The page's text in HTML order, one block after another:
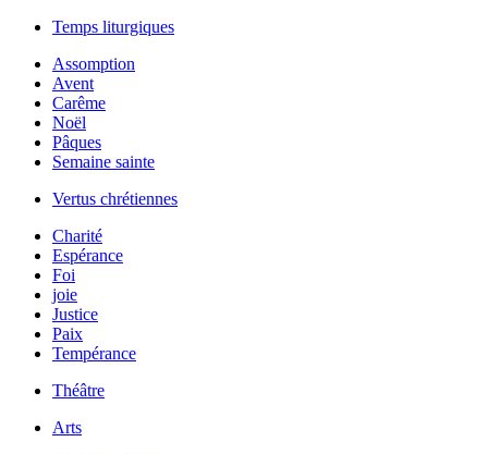
Temps liturgiques
Assomption
Avent
Carême
Noël
Pâques
Semaine sainte
Vertus chrétiennes
Charité
Espérance
Foi
joie
Justice
Paix
Tempérance
Théâtre
Arts